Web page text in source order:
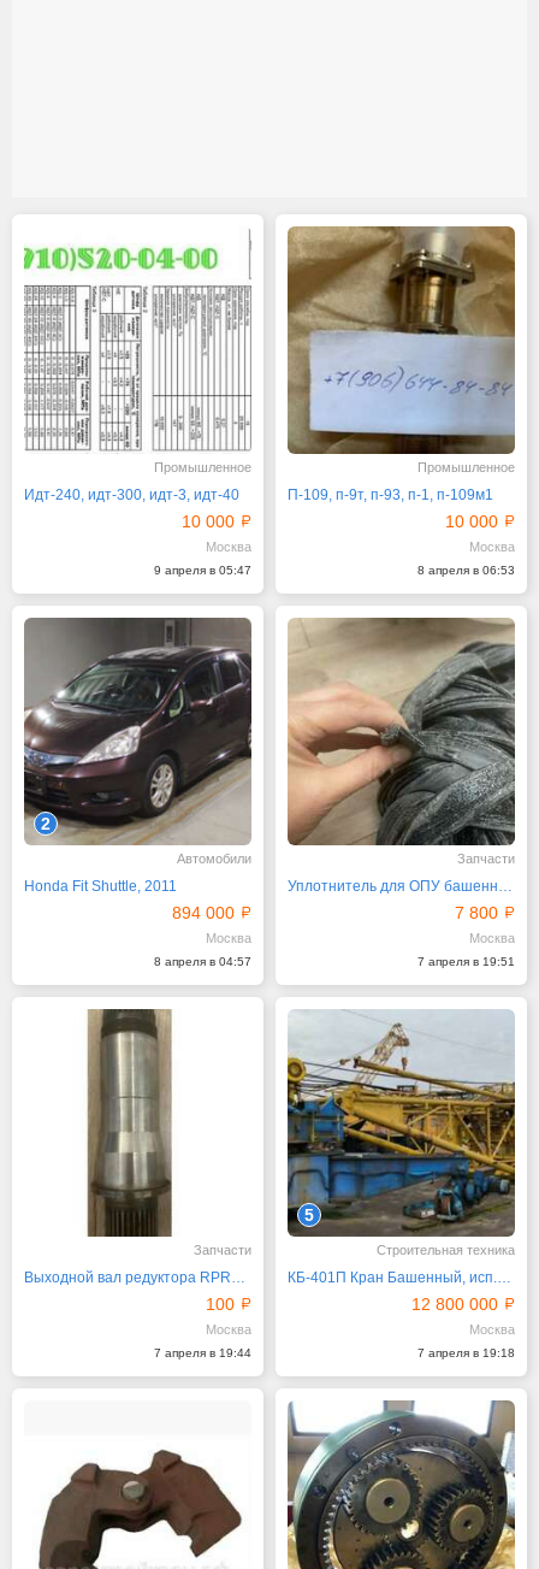
Промышленное
Идт-240, идт-300, идт-3, идт-40
10 000
Москва
9 апреля в 05:47
Промышленное
П-109, п-9т, п-93, п-1, п-109м1
10 000
Москва
8 апреля в 06:53
2
Автомобили
Honda Fit Shuttle, 2011
894 000
Москва
8 апреля в 04:57
Запчасти
Уплотнитель для ОПУ башенного крана Резиновый
7 800
Москва
7 апреля в 19:51
Запчасти
Выходной вал редуктора RPR3150 Brevini Италия
100
Москва
7 апреля в 19:44
5
Строительная техника
КБ-401П Кран Башенный, исп.39, 2010 г
12 800 000
Москва
7 апреля в 19:18